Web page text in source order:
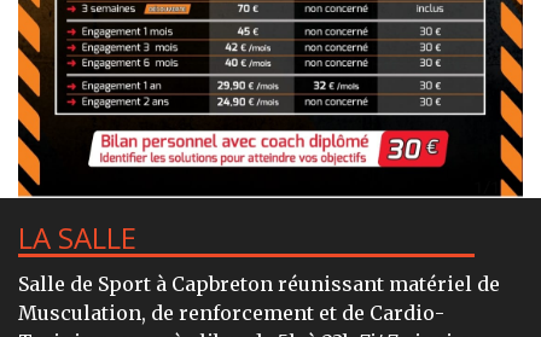
LA SALLE
Salle de Sport à Capbreton réunissant matériel de
Musculation, de renforcement et de Cardio-